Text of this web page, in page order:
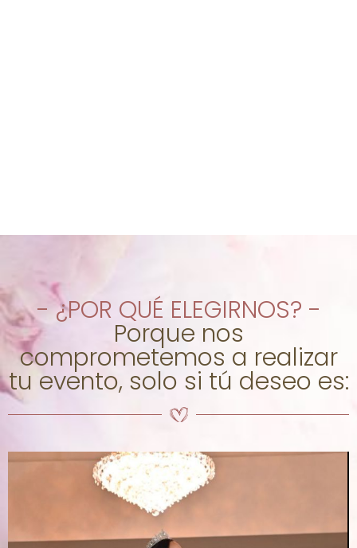
- ¿POR QUÉ ELEGIRNOS? -
Porque nos
comprometemos a realizar
tu evento, solo si tú deseo es: